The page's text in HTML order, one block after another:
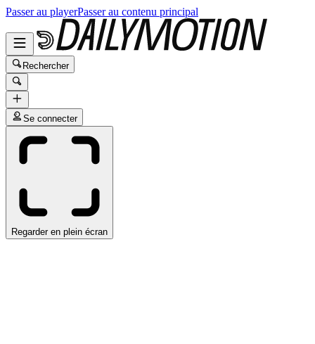
Passer au playerPasser au contenu principal
Rechercher
Se connecter
Regarder en plein écran